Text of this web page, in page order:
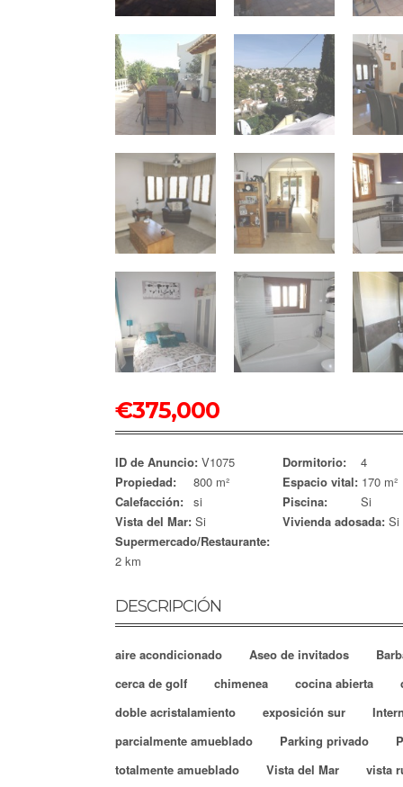
€375,000
ID de Anuncio: V1075 Dormitorio:
4
Propiedad:
800 m² Espacio vital: 170 m²
Calefacción: si Piscina:
Si
Vista del Mar: Si Vivienda adosada: Si
Supermercado/Restaurante:
2 km
DESCRIPCIÓN
aire acondicionado Aseo de invitados
cerca de golf
chimenea cocina abierta
doble acristalamiento
exposición sur
parcialmente amueblado
Parking privado
totalmente amueblado
Vista del Mar vista